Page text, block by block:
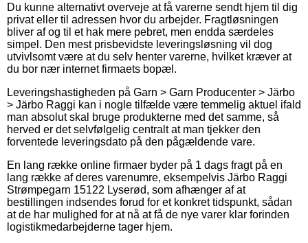
Du kunne alternativt overveje at få varerne sendt hjem til dig
privat eller til adressen hvor du arbejder. Fragtløsningen
bliver af og til et hak mere pebret, men endda særdeles
simpel. Den mest prisbevidste leveringsløsning vil dog
utvivlsomt være at du selv henter varerne, hvilket kræver at
du bor nær internet firmaets bopæl.
Leveringshastigheden på Garn > Garn Producenter > Järbo
> Järbo Raggi kan i nogle tilfælde være temmelig aktuel ifald
man absolut skal bruge produkterne med det samme, så
herved er det selvfølgelig centralt at man tjekker den
forventede leveringsdato på den pågældende vare.
En lang række online firmaer byder på 1 dags fragt på en
lang række af deres varenumre, eksempelvis Järbo Raggi
Strømpegarn 15122 Lyserød, som afhænger af at
bestillingen indsendes forud for et konkret tidspunkt, sådan
at de har mulighed for at nå at få de nye varer klar forinden
logistikmedarbejderne tager hjem.